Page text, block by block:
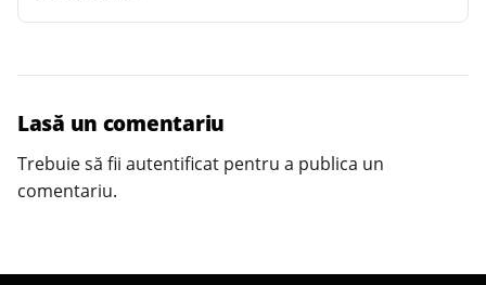
Lasă un comentariu
Trebuie să fii autentificat pentru a publica un
comentariu.